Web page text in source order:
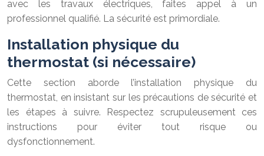
avec les travaux électriques, faites appel à un
professionnel qualifié. La sécurité est primordiale.
Installation physique du
thermostat (si nécessaire)
Cette section aborde l’installation physique du
thermostat, en insistant sur les précautions de sécurité et
les étapes à suivre. Respectez scrupuleusement ces
instructions pour éviter tout risque ou
dysfonctionnement.